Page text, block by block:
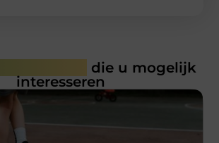
die u mogelijk
interesseren